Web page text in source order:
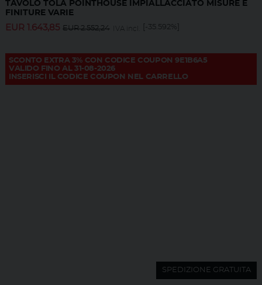
TAVOLO TOLA POINTHOUSE IMPIALLACCIATO MISURE E
FINITURE VARIE
EUR 1.643,85 EUR2.552,24 IVA incl. [-35.592%]
SCONTO EXTRA 3% CON CODICE COUPON 9E1B6A5
VALIDO FINO AL 31-08-2026
INSERISCI IL CODICE COUPON NEL CARRELLO
SPEDIZIONE GRATUITA